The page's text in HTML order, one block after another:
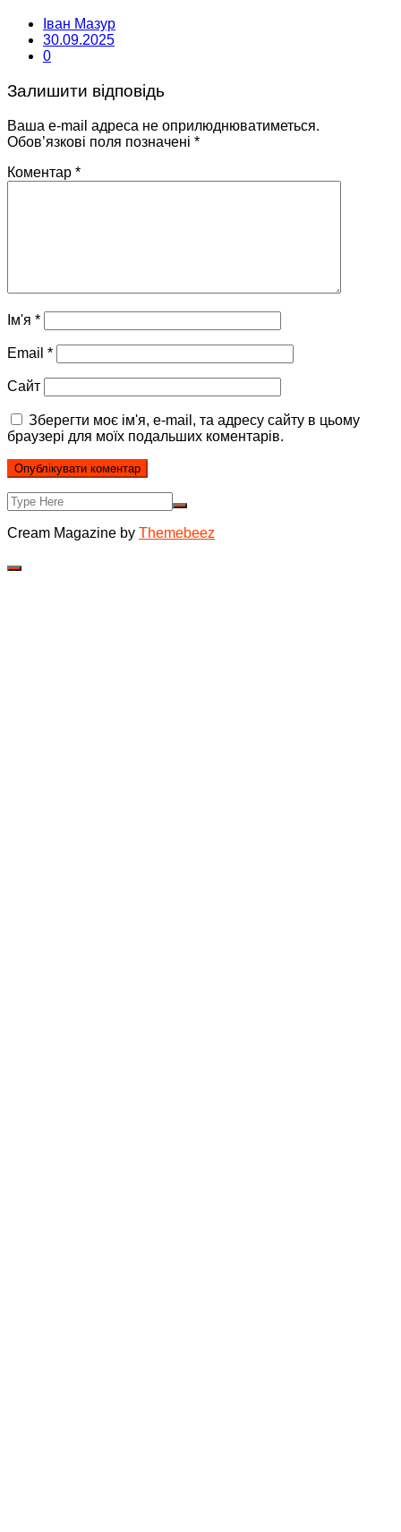
Іван Мазур
30.09.2025
0
Залишити відповідь
Ваша e-mail адреса не оприлюднюватиметься.
Обов’язкові поля позначені *
Коментар *
Ім'я *
Email *
Сайт
Зберегти моє ім'я, e-mail, та адресу сайту в цьому
браузері для моїх подальших коментарів.
Cream Magazine by Themebeez